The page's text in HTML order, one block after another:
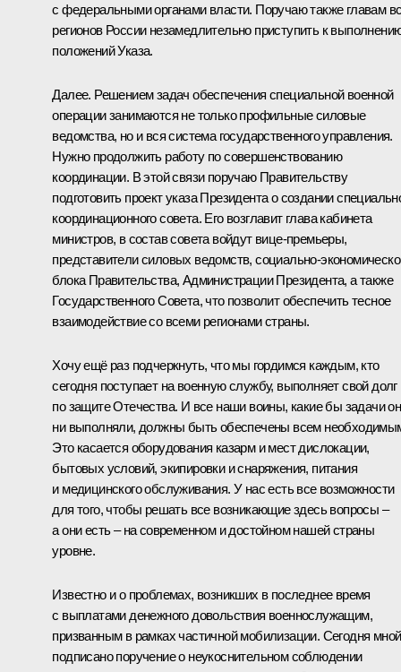
с федеральными органами власти. Поручаю также главам
регионов России незамедлительно приступить к
положений Указа.
Далее. Решением задач обеспечения специальной военной
операции занимаются не только профильные силовые
ведомства, но и вся система государственного управления.
Нужно продолжить работу по совершенствованию
координации. В этой связи поручаю Правительству
подготовить проект указа Президента о создании
координационного совета. Его возглавит глава кабинета
министров, в состав совета войдут вице-премьеры,
представители силовых ведомств, социально-
блока Правительства, Администрации Президента, а также
Государственного Совета, что позволит обеспечить тесное
взаимодействие со всеми регионами страны.
Хочу ещё раз подчеркнуть, что мы гордимся каждым, кто
сегодня поступает на военную службу, выполняет свой долг
по защите Отечества. И все наши воины, какие бы задачи
ни выполняли, должны быть обеспечены всем
Это касается оборудования казарм и мест дислокации,
бытовых условий, экипировки и снаряжения, питания
и медицинского обслуживания. У нас есть все возможности
для того, чтобы решать все возникающие здесь вопросы –
а они есть – на современном и достойном нашей страны
уровне.
Известно и о проблемах, возникших в последнее время
с выплатами денежного довольствия военнослужащим,
призванным в рамках частичной мобилизации. Сегодня мной
подписано поручение о неукоснительном соблюдении